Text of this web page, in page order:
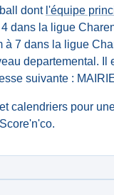
dont l'équipe
dans la ligue
à 7 dans la ligue
departemental. Il
suivante :
calendriers pour